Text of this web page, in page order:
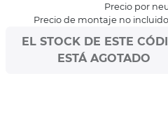
Precio por
Precio de montaje no incluido
EL STOCK DE ESTE
ESTÁ AGOTADO